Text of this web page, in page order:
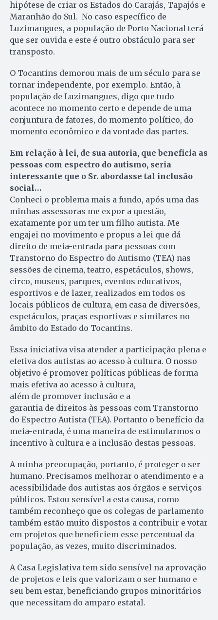
hipótese de criar os Estados do Carajás, Tapajós e
Maranhão do Sul. No caso específico de
Luzimangues, a população de Porto Nacional terá
que ser ouvida e este é outro obstáculo para ser
transposto.
O Tocantins demorou mais de um século para se
tornar independente, por exemplo. Então, à
população de Luzimangues, digo que tudo
acontece no momento certo e depende de uma
conjuntura de fatores, do momento político, do
momento econômico e da vontade das partes.
Em relação à lei, de sua autoria, que beneficia as
pessoas com espectro do autismo, seria
interessante que o Sr. abordasse tal inclusão
social…
Conheci o problema mais a fundo, após uma das
minhas assessoras me expor a questão,
exatamente por um ter um filho autista. Me
engajei no movimento e propus a lei que dá
direito de meia-entrada para pessoas com
Transtorno do Espectro do Autismo (TEA) nas
sessões de cinema, teatro, espetáculos, shows,
circo, museus, parques, eventos educativos,
esportivos e de lazer, realizados em todos os
locais públicos de cultura, em casa de diversões,
espetáculos, praças esportivas e similares no
âmbito do Estado do Tocantins.
Essa iniciativa visa atender a participação plena e
efetiva dos autistas ao acesso à cultura. O nosso
objetivo é promover políticas públicas de forma
mais efetiva ao acesso à cultura,
além de promover inclusão e a
garantia de direitos às pessoas com Transtorno
do Espectro Autista (TEA). Portanto o benefício da
meia-entrada, é uma maneira de estimularmos o
incentivo à cultura e a inclusão destas pessoas.
A minha preocupação, portanto, é proteger o ser
humano. Precisamos melhorar o atendimento e a
acessibilidade dos autistas aos órgãos e serviços
públicos. Estou sensível a esta causa, como
também reconheço que os colegas de parlamento
também estão muito dispostos a contribuir e votar
em projetos que beneficiem esse percentual da
população, as vezes, muito discriminados.
A Casa Legislativa tem sido sensível na aprovação
de projetos e leis que valorizam o ser humano e
seu bem estar, beneficiando grupos minoritários
que necessitam do amparo estatal.